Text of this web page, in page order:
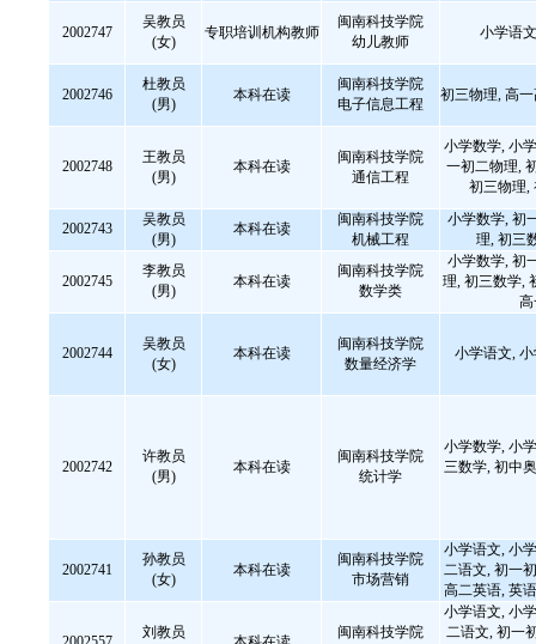
2002747
吴教员
(女)
专职培训机构教师
闽南科技学院
幼儿教师
小学语
2002746
杜教员
(男)
本科在读
闽南科技学院
电子信息工程
初三物理, 高
2002748
王教员
(男)
本科在读
闽南科技学院
通信工程
小学数学, 小
一初二物理,
初三物理,
2002743
吴教员
(男)
本科在读
闽南科技学院
机械工程
小学数学, 初
理, 初三
2002745
李教员
(男)
本科在读
闽南科技学院
数学类
小学数学, 初
理, 初三数学,
2002744
吴教员
(女)
本科在读
闽南科技学院
数量经济学
小学语文,
2002742
许教员
(男)
本科在读
闽南科技学院
统计学
小学数学, 小
三数学, 初中
2002741
孙教员
(女)
本科在读
闽南科技学院
市场营销
小学语文, 小
二语文, 初一
高二英语, 英
刘教员
闽南科技学院
小学语文, 小
二语文, 初一